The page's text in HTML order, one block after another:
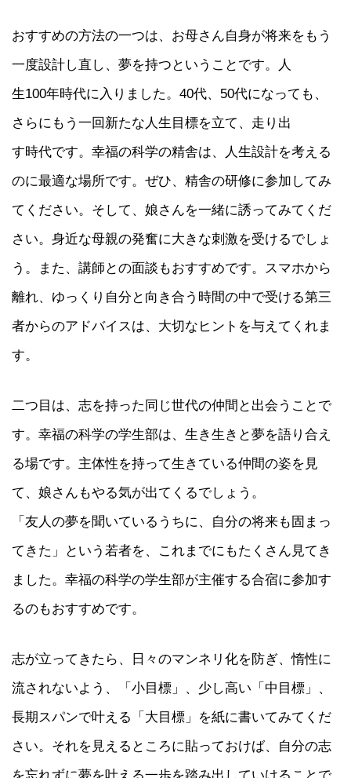
おすすめの方法の一つは、お母さん自身が将来をもう
一度設計し直し、夢を持つということです。人
生100年時代に入りました。40代、50代になっても、
さらにもう一回新たな人生目標を立て、走り出
す時代です。幸福の科学の精舎は、人生設計を考える
のに最適な場所です。ぜひ、精舎の研修に参加してみ
てください。そして、娘さんを一緒に誘ってみてくだ
さい。身近な母親の発奮に大きな刺激を受けるでしょ
う。また、講師との面談もおすすめです。スマホから
離れ、ゆっくり自分と向き合う時間の中で受ける第三
者からのアドバイスは、大切なヒントを与えてくれま
す。
二つ目は、志を持った同じ世代の仲間と出会うことで
す。幸福の科学の学生部は、生き生きと夢を語り合え
る場です。主体性を持って生きている仲間の姿を見
て、娘さんもやる気が出てくるでしょう。
「友人の夢を聞いているうちに、自分の将来も固まっ
てきた」という若者を、これまでにもたくさん見てき
ました。幸福の科学の学生部が主催する合宿に参加す
るのもおすすめです。
志が立ってきたら、日々のマンネリ化を防ぎ、惰性に
流されないよう、「小目標」、少し高い「中目標」、
長期スパンで叶える「大目標」を紙に書いてみてくだ
さい。それを見えるところに貼っておけば、自分の志